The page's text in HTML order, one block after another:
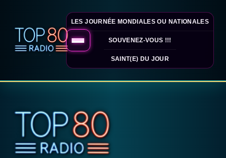
LES JOURNÉE MONDIALES OU NATIONALES
SOUVENEZ-VOUS !!!
SAINT(E) DU JOUR